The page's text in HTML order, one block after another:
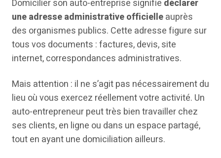
Domicilier son auto-entreprise signifie déclarer
une adresse administrative officielleauprès
des organismes publics. Cette adresse figure sur
tous vos documents : factures, devis, site
internet, correspondances administratives.
Mais attention : il ne s’agit pas nécessairement du
lieu où vous exercez réellement votre activité. Un
auto-entrepreneur peut très bien travailler chez
ses clients, en ligne ou dans un espace partagé,
tout en ayant une domiciliation ailleurs.